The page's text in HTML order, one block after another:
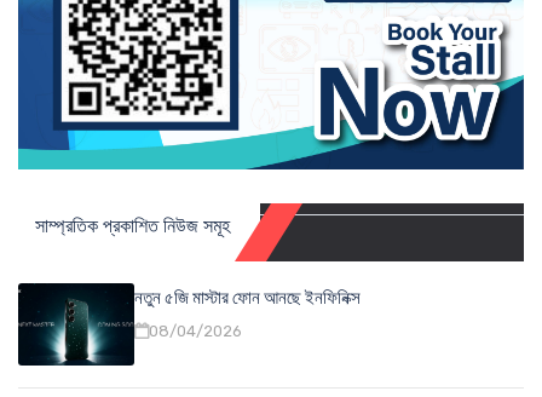
সাম্প্রতিক প্রকাশিত নিউজ সমূহ
নতুন ৫জি মাস্টার ফোন আনছে ইনফিনিক্স
08/04/2026